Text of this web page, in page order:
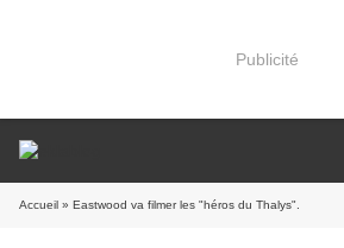
Publicité
Accueil » Eastwood va filmer les "héros du Thalys".